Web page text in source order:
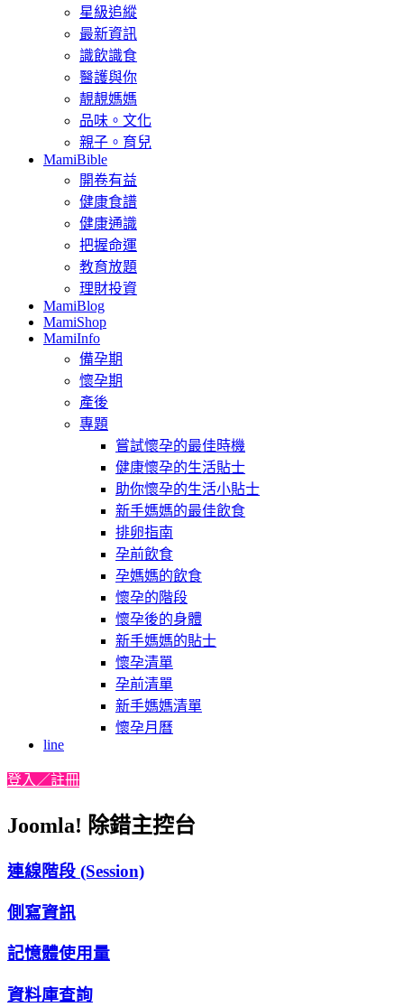
星級追縱
最新資訊
識飲識食
醫護與你
靚靚媽媽
品味。文化
親子。育兒
MamiBible
開卷有益
健康食譜
健康通識
把握命運
教育放題
理財投資
MamiBlog
MamiShop
MamiInfo
備孕期
懷孕期
產後
專題
嘗試懷孕的最佳時機
健康懷孕的生活貼士
助你懷孕的生活小貼士
新手媽媽的最佳飲食
排卵指南
孕前飲食
孕媽媽的飲食
懷孕的階段
懷孕後的身體
新手媽媽的貼士
懷孕清單
孕前清單
新手媽媽清單
懷孕月曆
line
登入／註冊
Joomla! 除錯主控台
連線階段 (Session)
側寫資訊
記憶體使用量
資料庫查詢